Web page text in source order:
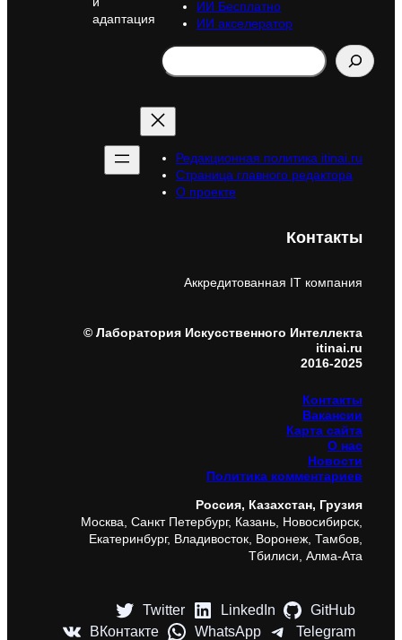
адаптация
ИИ Бесплатно
ИИ акселератор
Search
Редакционная политика itinai.ru
Страница главного редактора
О проекте
Контакты
Аккредитованная IT компания
© Лаборатория Искусственного Интеллекта
itinai.ru
2016-2025
Контакты
Вакансии
Карта сайта
О нас
Новости
Политика комментариев
Россия, Казахстан, Грузия
Москва, Санкт Петербург, Казань, Новосибирск,
Екатеринбург, Владивосток, Воронеж, Тамбов,
Тбилиси, Алма-Ата
Twitter LinkedIn
GitHub
ВКонтакте
WhatsApp
Telegram